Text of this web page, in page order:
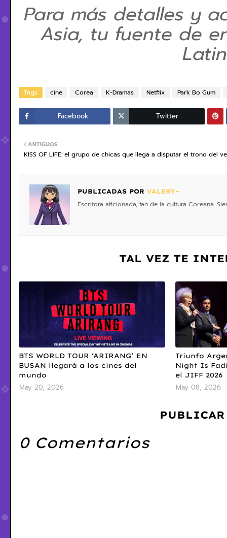
Para más detalles y
Asia, tu fuente de
Tags cine Corea K-Dramas Netflix Park Bo Gum
Facebook Twitter
ANTIGUOS
KISS OF LIFE: el grupo de chicas que llega a disputar el trono del
PUBLICADAS POR VALERY~
Escritora aficionada, fan de la cultura Coreana.
TAL VEZ TE
BTS WORLD TOUR ‘ARIRANG’ EN
BUSAN llegará a los cines del
mundo
May 20, 2026
Triunfo
Night Is
el JIFF 2026
May 08, 2026
0 Comentarios